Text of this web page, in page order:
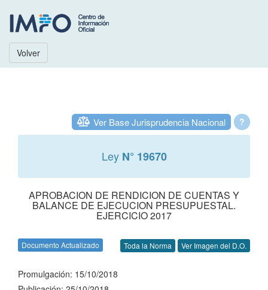
Volver
?
Ver Base Jurisprudencia Nacional
Ley N° 19670
APROBACION DE RENDICION DE CUENTAS Y
BALANCE DE EJECUCION PRESUPUESTAL.
EJERCICIO 2017
Documento Actualizado Toda la Norma Ver Imagen del D.O.
Promulgación: 15/10/2018